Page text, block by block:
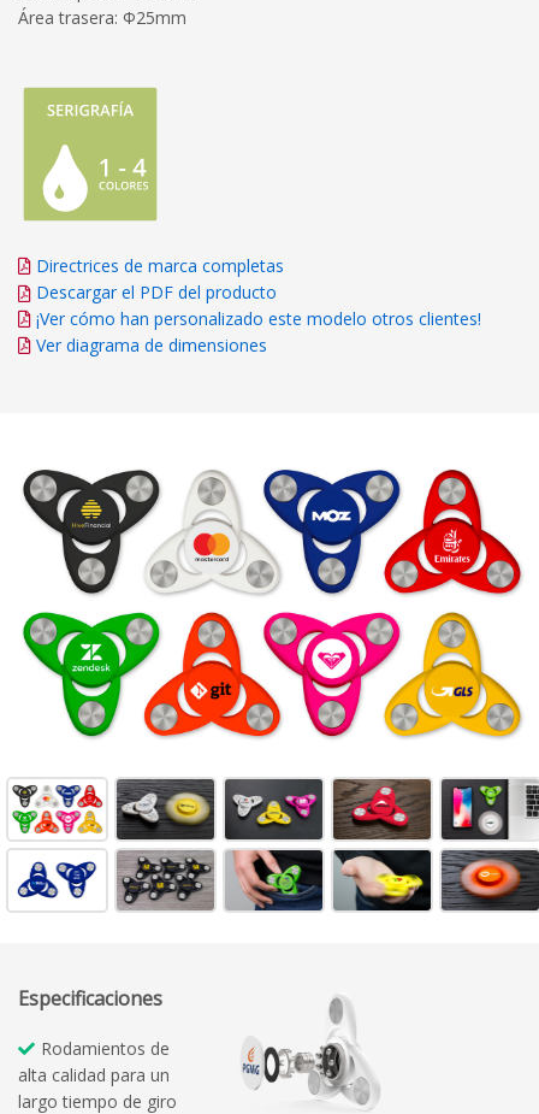
Área trasera: Φ25mm
Directrices de marca completas
Descargar el PDF del producto
¡Ver cómo han personalizado este modelo otros clientes!
Ver diagrama de dimensiones
Especificaciones
Rodamientos de
alta calidad para un
largo tiempo de giro